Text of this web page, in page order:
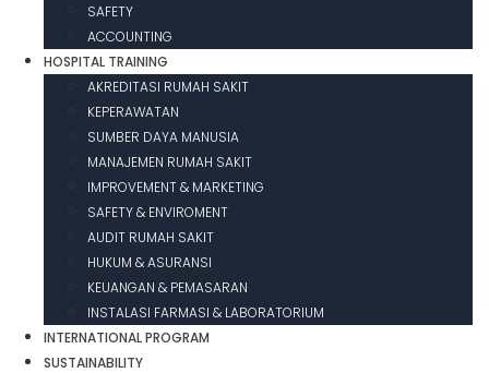
SAFETY
ACCOUNTING
HOSPITAL TRAINING
AKREDITASI RUMAH SAKIT
KEPERAWATAN
SUMBER DAYA MANUSIA
MANAJEMEN RUMAH SAKIT
IMPROVEMENT & MARKETING
SAFETY & ENVIROMENT
AUDIT RUMAH SAKIT
HUKUM & ASURANSI
KEUANGAN & PEMASARAN
INSTALASI FARMASI & LABORATORIUM
INTERNATIONAL PROGRAM
SUSTAINABILITY